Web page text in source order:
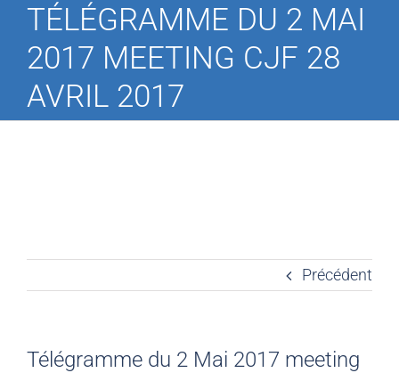
TÉLÉGRAMME DU 2 MAI
2017 MEETING CJF 28
AVRIL 2017
Précédent
Télégramme du 2 Mai 2017 meeting